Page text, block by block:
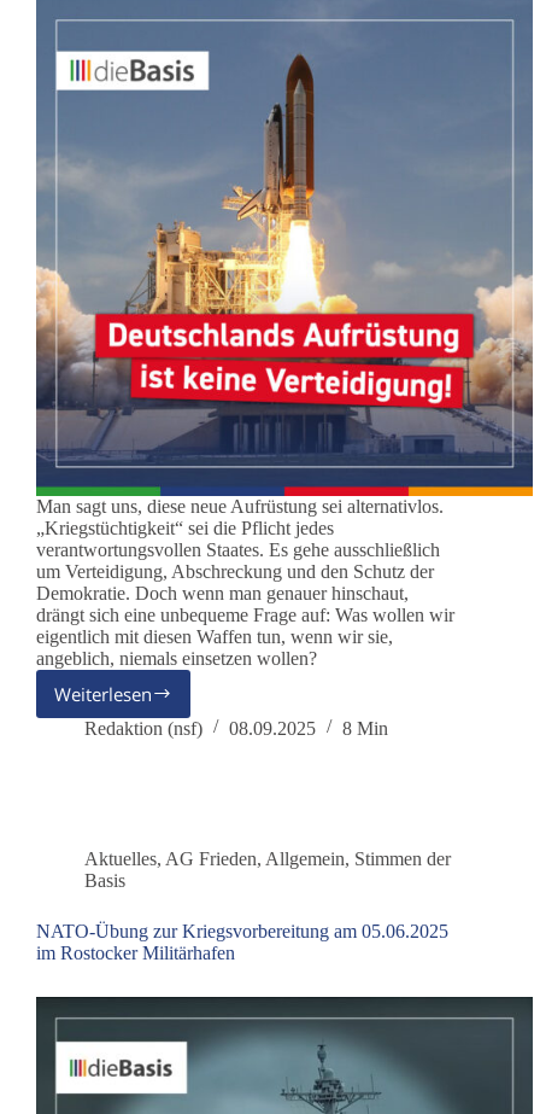
Man sagt uns, diese neue Aufrüstung sei alternativlos.
„Kriegstüchtigkeit“ sei die Pflicht jedes
verantwortungsvollen Staates. Es gehe ausschließlich
um Verteidigung, Abschreckung und den Schutz der
Demokratie. Doch wenn man genauer hinschaut,
drängt sich eine unbequeme Frage auf: Was wollen wir
eigentlich mit diesen Waffen tun, wenn wir sie,
angeblich, niemals einsetzen wollen?
WeiterlesenZeitenwende
oder
Redaktion (nsf) 08.09.2025 8 Min
Aktuelles, AG Frieden, Allgemein, Stimmen der
Basis
NATO-Übung zur Kriegsvorbereitung am 05.06.2025
im Rostocker Militärhafen